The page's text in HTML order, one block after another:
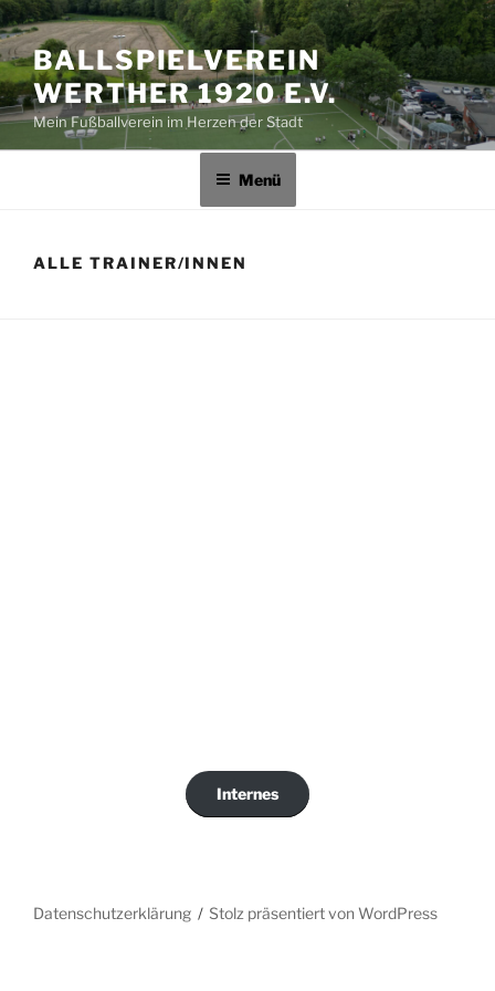
BALLSPIELVEREIN
WERTHER 1920 E.V.
Mein Fußballverein im Herzen der Stadt
Menü
ALLE TRAINER/INNEN
Internes
Datenschutzerklärung Stolz präsentiert von WordPress